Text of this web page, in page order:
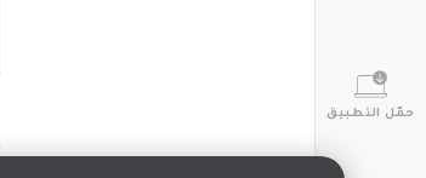
حمّل التطبيق